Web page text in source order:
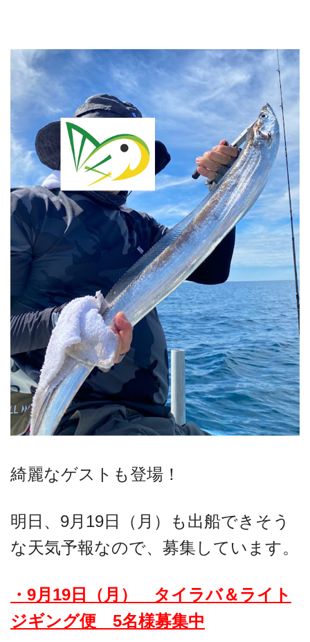
綺麗なゲストも登場！
明日、9月19日（月）も出船できそう
な天気予報なので、募集しています。
・9月19日（月） タイラバ＆ライト
ジギング便 5名様募集中